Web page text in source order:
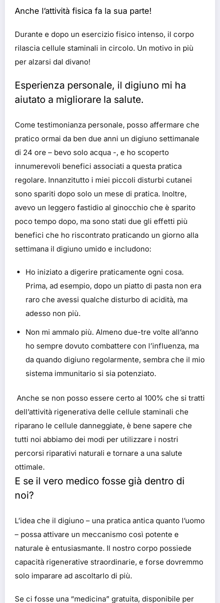
Anche l’attività fisica fa la sua parte!
Durante e dopo un esercizio fisico intenso, il corpo
rilascia cellule staminali in circolo. Un motivo in più
per alzarsi dal divano!
Esperienza personale, il digiuno mi ha
aiutato a migliorare la salute.
Come testimonianza personale, posso affermare che
pratico ormai da ben due anni un digiuno settimanale
di 24 ore – bevo solo acqua -, e ho scoperto
innumerevoli benefici associati a questa pratica
regolare. Innanzitutto i miei piccoli disturbi cutanei
sono spariti dopo solo un mese di pratica. Inoltre,
avevo un leggero fastidio al ginocchio che è sparito
poco tempo dopo, ma sono stati due gli effetti più
benefici che ho riscontrato praticando un giorno alla
settimana il digiuno umido e includono:
Ho iniziato a digerire praticamente ogni cosa.
Prima, ad esempio, dopo un piatto di pasta non era
raro che avessi qualche disturbo di acidità, ma
adesso non più.
Non mi ammalo più. Almeno due-tre volte all’anno
ho sempre dovuto combattere con l’influenza, ma
da quando digiuno regolarmente, sembra che il mio
sistema immunitario si sia potenziato.
Anche se non posso essere certo al 100% che si tratti
dell’attività rigenerativa delle cellule staminali che
riparano le cellule danneggiate, è bene sapere che
tutti noi abbiamo dei modi per utilizzare i nostri
percorsi riparativi naturali e tornare a una salute
ottimale.
E se il vero medico fosse già dentro di
noi?
L’idea che il digiuno – una pratica antica quanto l’uomo
– possa attivare un meccanismo così potente e
naturale è entusiasmante. Il nostro corpo possiede
capacità rigenerative straordinarie, e forse dovremmo
solo imparare ad ascoltarlo di più.
Se ci fosse una “medicina” gratuita, disponibile per